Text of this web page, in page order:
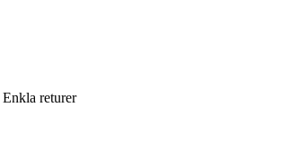
Enkla returer